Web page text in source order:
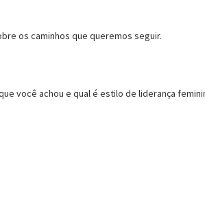
os caminhos que queremos seguir.
você achou e qual é estilo de liderança